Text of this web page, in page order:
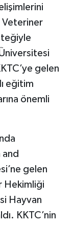
Veteriner
gelen
eğitim
önemli
gelen
Hekimliği
Hayvan
KKTC’nin